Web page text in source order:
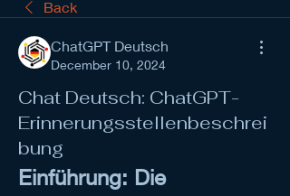
Back
ChatGPT Deutsch
December 10, 2024
Chat Deutsch: ChatGPT-
Erinnerungsstellenbeschrei
bung
Einführung: Die